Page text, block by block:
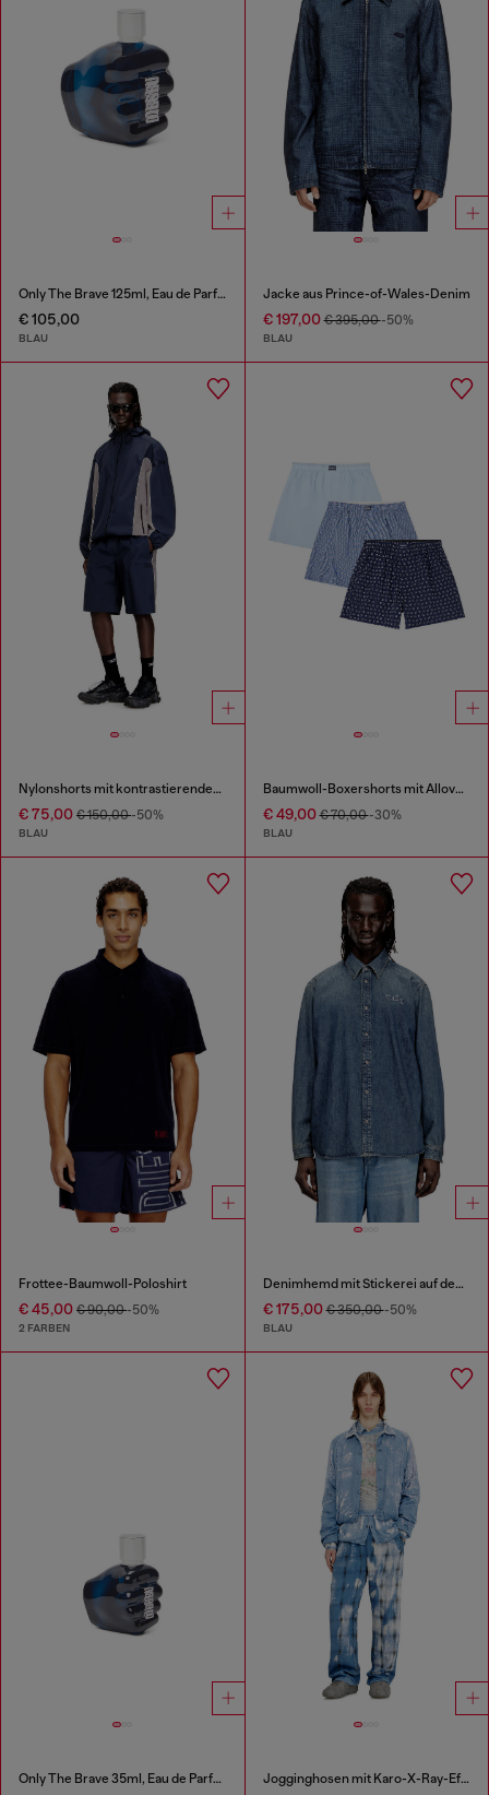
Only The Brave 125ml, Eau de Parfum
€ 105,00
BLAU
Jacke aus Prince-of-Wales-Denim
€ 197,00€ 395,00-50%
BLAU
Nylonshorts mit kontrastierender Paspelierung
€ 75,00 € 150,00-50%
BLAU
Baumwoll-Boxershorts mit Allover-Print im Dreierpack
€ 49,00€ 70,00-30%
BLAU
Frottee-Baumwoll-Poloshirt
€ 45,00 € 90,00-50%
2 FARBEN
Denimhemd mit Stickerei auf dem Rücken
€ 175,00€ 350,00-50%
BLAU
Only The Brave 35ml, Eau de Parfum Jogginghosen mit Karo-X-Ray-Effekt